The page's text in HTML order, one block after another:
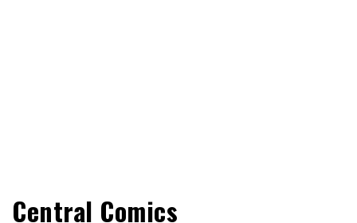
Central Comics